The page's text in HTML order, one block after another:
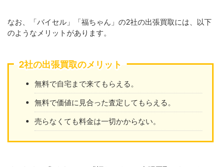
なお、「バイセル」「福ちゃん」の2社の出張買取には、以下
のようなメリットがあります。
2社の出張買取のメリット
無料で自宅まで来てもらえる。
無料で価値に見合った査定してもらえる。
売らなくても料金は一切かからない。